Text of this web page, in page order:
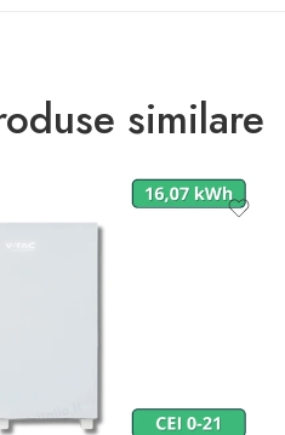
similare